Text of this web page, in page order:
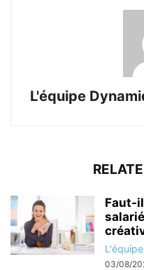
L'équipe
Faut-
03/08/